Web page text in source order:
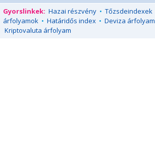
Gyorslinkek: Hazai részvény • Tőzsdeindexek
árfolyamok • Határidős index • Deviza árfolyam
Kriptovaluta árfolyam